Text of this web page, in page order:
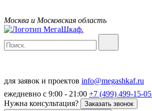
Москва и Московская область
для заявок и проектов info@megashkaf.ru
ежедневно с 9:00 - 21:00 +7 (499) 499-15-05
Нужна консультация?
Заказать звонок